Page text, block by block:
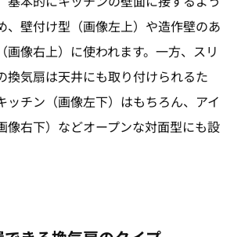
、壁付け型（画像左上）や造作壁のあ
画像右上）に使われます。一方、スリ
換気扇は天井にも取り付けられるた
ッチン（画像左下）はもちろん、 アイ
像右下）などオープンな対面型にも設